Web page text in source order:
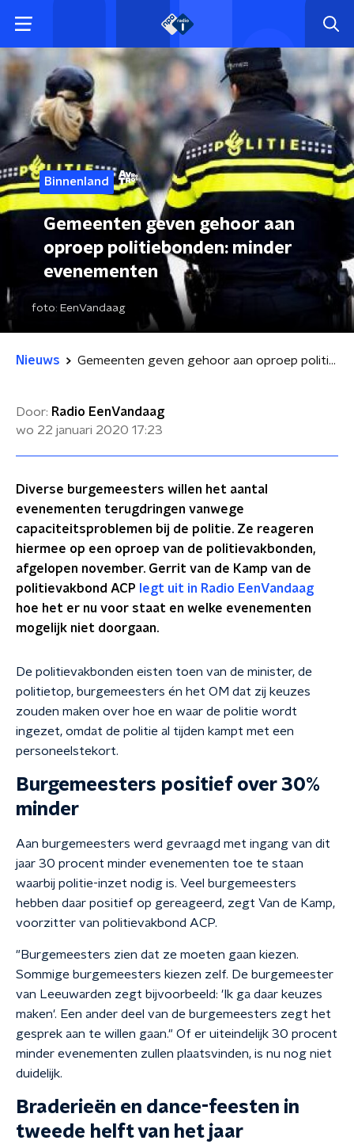
Binnenland
Gemeenten geven gehoor aan
oproep politiebonden: minder
evenementen
foto: EenVandaag
Nieuws Gemeenten geven gehoor aan oproep politiebonden: minder evenementen
Door: Radio EenVandaag
wo 22 januari 2020 17:23
Diverse burgemeesters willen het aantal
evenementen terugdringen vanwege
capaciteitsproblemen bij de politie. Ze reageren
hiermee op een oproep van de politievakbonden,
afgelopen november. Gerrit van de Kamp van de
politievakbond ACP
legt uit in Radio EenVandaag
hoe het er nu voor staat en welke evenementen
mogelijk niet doorgaan.
De politievakbonden eisten toen van de minister, de
politietop, burgemeesters én het OM dat zij keuzes
zouden maken over hoe en waar de politie wordt
ingezet, omdat de politie al tijden kampt met een
personeelstekort.
Burgemeesters positief over 30%
minder
Aan burgemeesters werd gevraagd met ingang van dit
jaar 30 procent minder evenementen toe te staan
waarbij politie-inzet nodig is. Veel burgemeesters
hebben daar positief op gereageerd, zegt Van de Kamp,
voorzitter van politievakbond ACP.
"Burgemeesters zien dat ze moeten gaan kiezen.
Sommige burgemeesters kiezen zelf. De burgemeester
van Leeuwarden zegt bijvoorbeeld: 'Ik ga daar keuzes
maken'. Een ander deel van de burgemeesters zegt het
gesprek aan te willen gaan." Of er uiteindelijk 30 procent
minder evenementen zullen plaatsvinden, is nu nog niet
duidelijk.
Braderieën en dance-feesten in
tweede helft van het jaar